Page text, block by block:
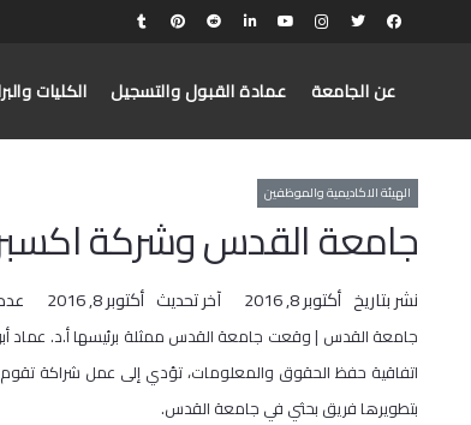
عن الجامعة عمادة القبول والتسجيل الكليات
الهيئة الاكاديمية والموظفين
جامعة القدس وشركة
نشر بتاريخ أكتوبر 8, 2016 آخر تحديث أكتوبر 8, 2016
جامعة القدس | وقعت جامعة القدس ممثلة برئيسها أ.د.
اتفاقية حفظ الحقوق والمعلومات، تؤدي إلى عمل شراكة
بتطويرها فريق بحثي في جامعة القدس.